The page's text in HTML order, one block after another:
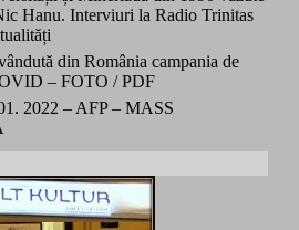
Hanu. Interviuri la Radio Trinitas
din România campania de
– FOTO / PDF
2022 – AFP – MASS